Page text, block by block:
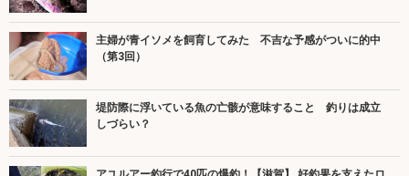
主婦が青イソメを飼育してみた 不吉な予感がついに的中
（第3回）
堤防際に浮いている魚の亡骸が意味すること 釣りは成立
しづらい？